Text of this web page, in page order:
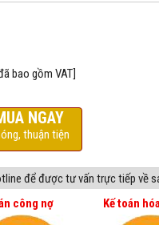
bao gồm VAT]
NGAY
thuận tiện
để được tư vấn trực tiếp về
công nợ Kế toán